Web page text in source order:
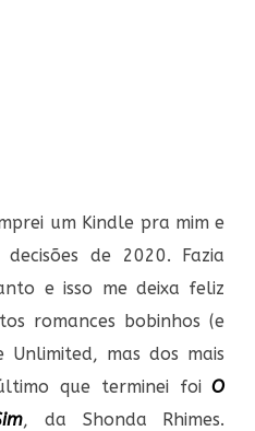
um Kindle pra mim e
de 2020. Fazia
e isso me deixa feliz
romances bobinhos (e
Unlimited, mas dos mais
que terminei foiO
, da Shonda Rhimes.